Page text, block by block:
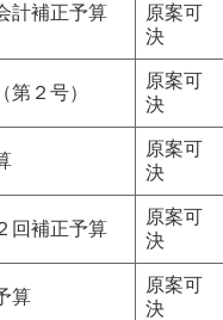
計補正予算
原案可
決
２号）
原案可
決
原案可
決
回補正予算
原案可
決
算
原案可
決